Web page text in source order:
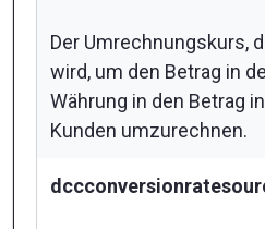
Der Umrechnungskurs,
wird, um den Betrag in
Währung in den Betrag
Kunden umzurechnen.